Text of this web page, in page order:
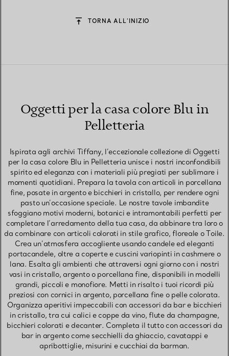
TORNA ALL’INIZIO
Oggetti per la casa colore Blu in
Pelletteria
Ispirata agli archivi Tiffany, l’eccezionale collezione di Oggetti
per la casa colore Blu in Pelletteria unisce i nostri inconfondibili
spirito ed eleganza con i materiali più pregiati per sublimare i
momenti quotidiani. Prepara la tavola con articoli in porcellana
fine, posate in argento e bicchieri in cristallo, per rendere ogni
pasto un’occasione speciale. Le nostre tavole imbandite
sfoggiano motivi moderni, botanici e intramontabili perfetti per
completare l’arredamento della tua casa, da abbinare tra loro o
da combinare con articoli colorati in stile grafico, floreale o Toile.
Crea un’atmosfera accogliente usando candele ed eleganti
portacandele, oltre a coperte e cuscini variopinti in cashmere o
lana. Esalta gli ambienti che attraversi ogni giorno con i nostri
vasi in cristallo, argento o porcellana fine, disponibili in modelli
grandi, piccoli e monofiore. Metti in risalto i tuoi ricordi più
preziosi con cornici in argento, porcellana fine o pelle colorata.
Organizza aperitivi impeccabili con accessori da bar e bicchieri
in cristallo, tra cui calici e coppe da vino, flute da champagne,
bicchieri colorati e decanter. Completa il tutto con accessori da
bar in argento come secchielli da ghiaccio, cavatappi e
apribottiglie, misurini e cucchiai da barman.